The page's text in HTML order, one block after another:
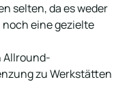
selten, da es weder
eine gezielte
Allround-
zu Werkstätten